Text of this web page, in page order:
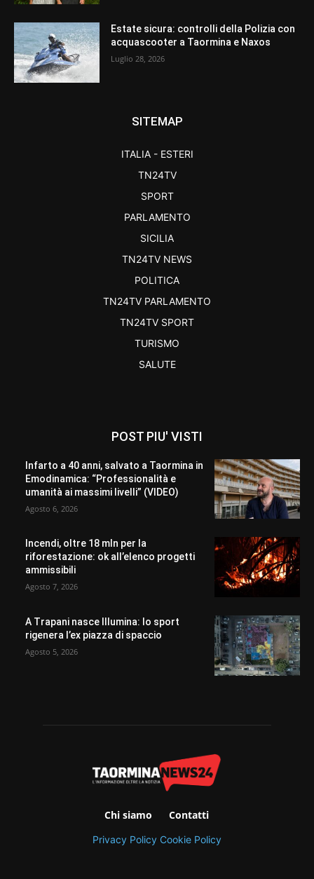
Estate sicura: controlli della Polizia con
acquascooter a Taormina e Naxos
Luglio 28, 2026
SITEMAP
ITALIA - ESTERI
TN24TV
SPORT
PARLAMENTO
SICILIA
TN24TV NEWS
POLITICA
TN24TV PARLAMENTO
TN24TV SPORT
TURISMO
SALUTE
POST PIU' VISTI
Infarto a 40 anni, salvato a Taormina in
Emodinamica: “Professionalità e
umanità ai massimi livelli” (VIDEO)
Agosto 6, 2026
Incendi, oltre 18 mln per la
riforestazione: ok all’elenco progetti
ammissibili
Agosto 7, 2026
A Trapani nasce Illumina: lo sport
rigenera l’ex piazza di spaccio
Agosto 5, 2026
Chi siamo Contatti
Privacy Policy Cookie Policy